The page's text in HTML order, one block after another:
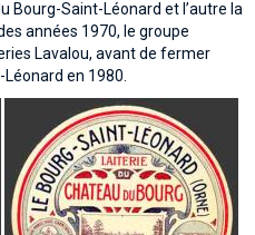
Bourg-Saint-Léonard et l’autre la
années 1970, le groupe
Lavalou, avant de fermer
en 1980.